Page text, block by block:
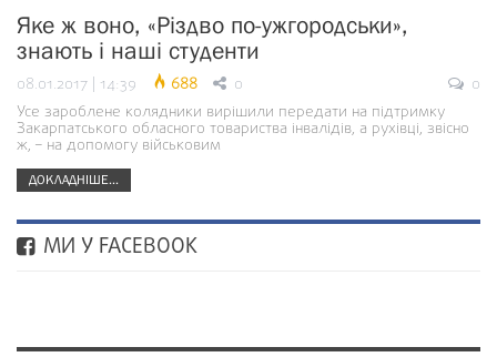
Яке ж воно, «Різдво по-ужгородськи»,
знають і наші студенти
08.01.2017 | 14:39 688 0
0
Усе зароблене колядники вирішили передати на підтримку
Закарпатського обласного товариства інвалідів, а рухівці, звісно
ж, – на допомогу військовим
ДОКЛАДНІШЕ...
МИ У FACEBOOK